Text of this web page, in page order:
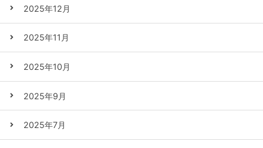
2025年12月
2025年11月
2025年10月
2025年9月
2025年7月